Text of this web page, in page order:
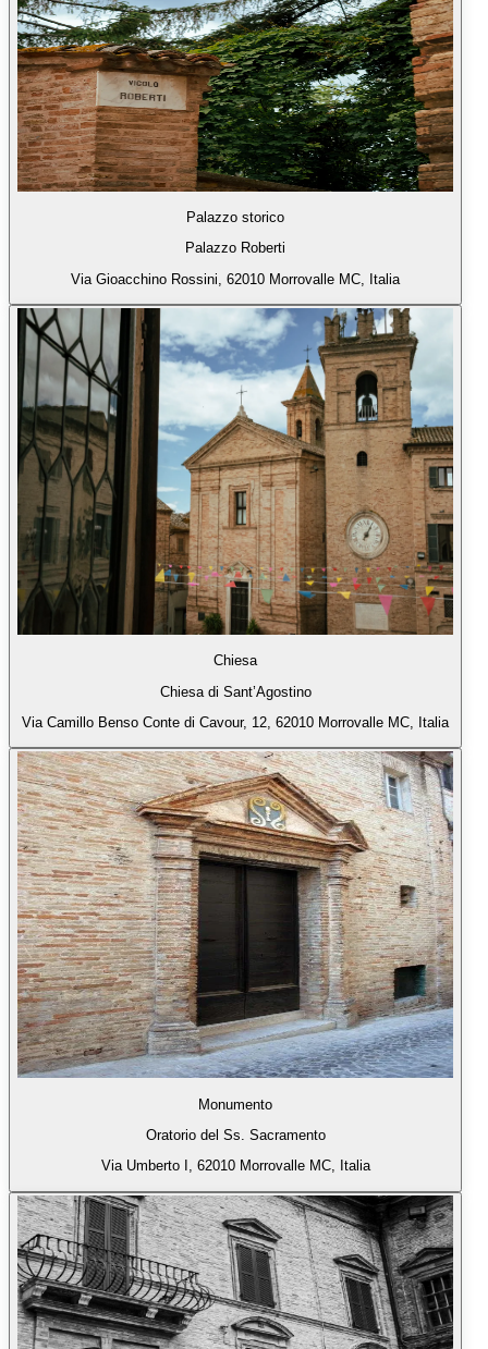
Palazzo storico
Palazzo Roberti
Via Gioacchino Rossini, 62010 Morrovalle MC, Italia
Chiesa
Chiesa di Sant’Agostino
Via Camillo Benso Conte di Cavour, 12, 62010 Morrovalle MC, Italia
Monumento
Oratorio del Ss. Sacramento
Via Umberto I, 62010 Morrovalle MC, Italia